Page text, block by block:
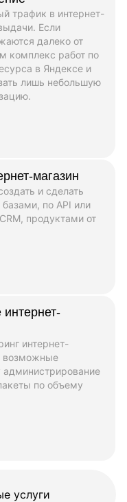
трафик в интернет-
Если
далеко от
комплекс работ по
в Яндексе и
лишь небольшую
магазин
и сделать
по API или
продуктами от
интернет-
возможные
администрирование
по объему
услуги